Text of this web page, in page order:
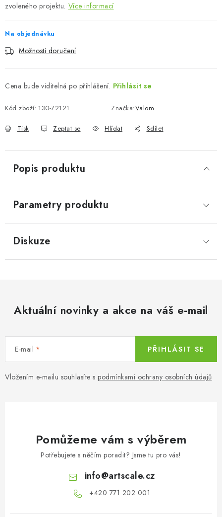
zvoleného projektu. Více informací
Na objednávku
Možnosti doručení
Cena bude viditelná po přihlášení. Přihlásit se
Kód zboží: 130-72121 Značka:Valom
Tisk Zeptat se Hlídat Sdílet
Popis produktu
Parametry produktu
Diskuze
Aktuální novinky a akce na váš e-mail
E-mail
Vložením e-mailu souhlasíte s podmínkami ochrany osobních údajů
PŘIHLÁSIT SE
Pomůžeme vám s výběrem
Potřebujete s něčím poradit? Jsme tu pro vás!
info@artscale.cz
+420 771 202 001​